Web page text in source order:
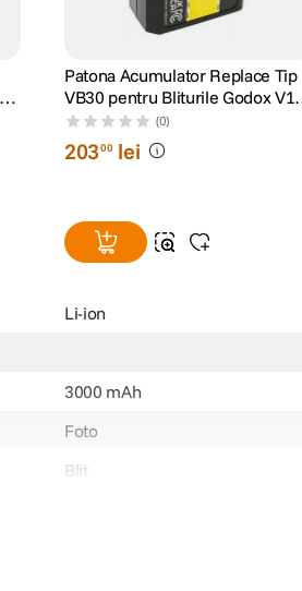
Patona Acumulator Replace Tip
VB30 pentru Bliturile Godox V1
Pro/V1/V860III cu USB-C
(0)
20300 lei
Li-ion
3000 mAh
Foto
Blit